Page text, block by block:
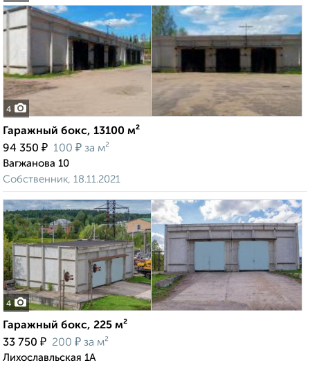
4
Гаражный бокс, 13100 м²
94 350 ₽ 100 ₽ за м²
Вагжанова 10
Собственник, 18.11.2021
4
Гаражный бокс, 225 м²
33 750 ₽ 200 ₽ за м²
Лихославльская 1А